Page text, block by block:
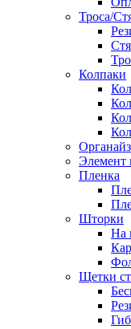
Троса/
Колпаки
Элемент
Пленка
Шторки
На
Щетки